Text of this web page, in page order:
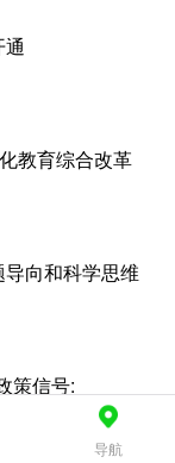
教育综合改革
导向和科学思维
策信号:
导航